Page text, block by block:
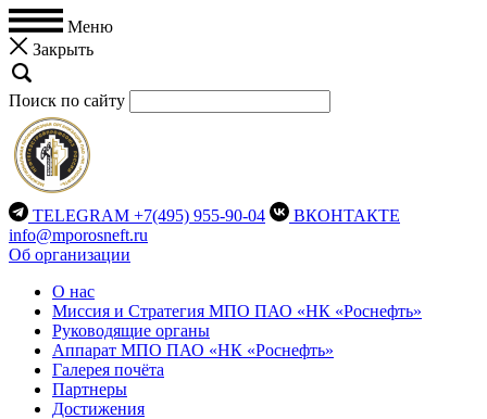
Меню
Закрыть
Поиск по сайту
TELEGRAM +7(495) 955-90-04
ВКОНТАКТЕ
info@mporosneft.ru
Об организации
О нас
Миссия и Стратегия МПО ПАО «НК «Роснефть»
Руководящие органы
Аппарат МПО ПАО «НК «Роснефть»
Галерея почёта
Партнеры
Достижения